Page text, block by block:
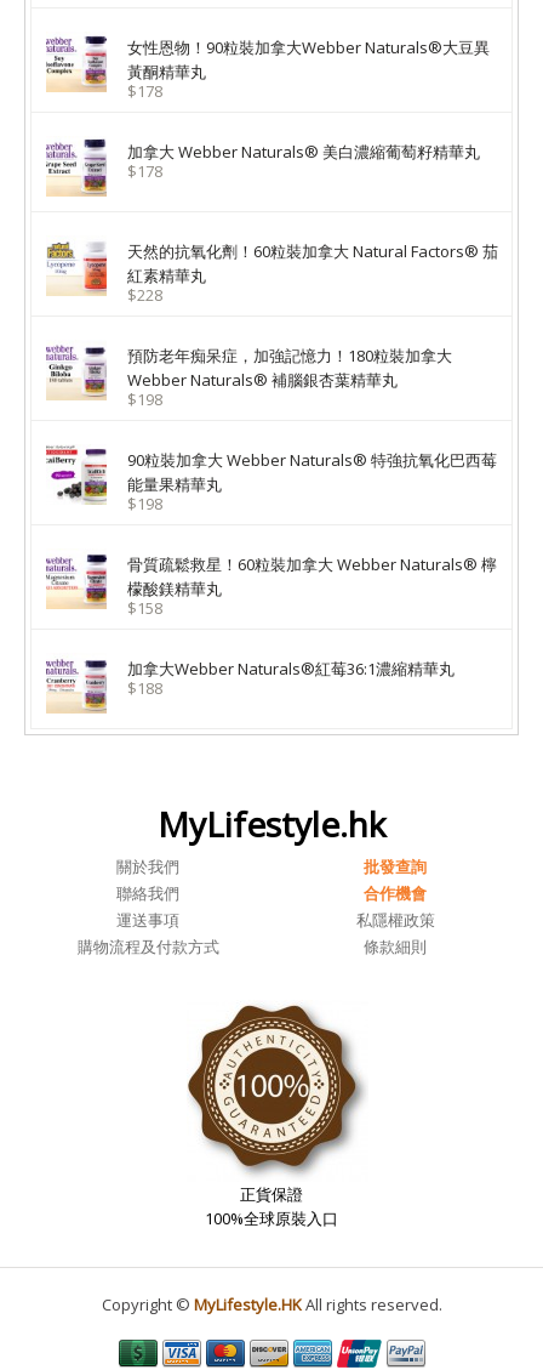
女性恩物！90粒裝加拿大Webber Naturals®大豆異
黃酮精華丸
$178
加拿大 Webber Naturals® 美白濃縮葡萄籽精華丸
$178
天然的抗氧化劑！60粒裝加拿大 Natural Factors® 茄
紅素精華丸
$228
預防老年痴呆症，加強記憶力！180粒裝加拿大
Webber Naturals® 補腦銀杏葉精華丸
$198
90粒裝加拿大 Webber Naturals® 特強抗氧化巴西莓
能量果精華丸
$198
骨質疏鬆救星！60粒裝加拿大 Webber Naturals® 檸
檬酸鎂精華丸
$158
加拿大Webber Naturals®紅莓36:1濃縮精華丸
$188
MyLifestyle.hk
關於我們
批發查詢
聯絡我們
合作機會
運送事項
私隱權政策
購物流程及付款方式
條款細則
正貨保證
100%全球原裝入口
Copyright © MyLifestyle.HKAll rights reserved.